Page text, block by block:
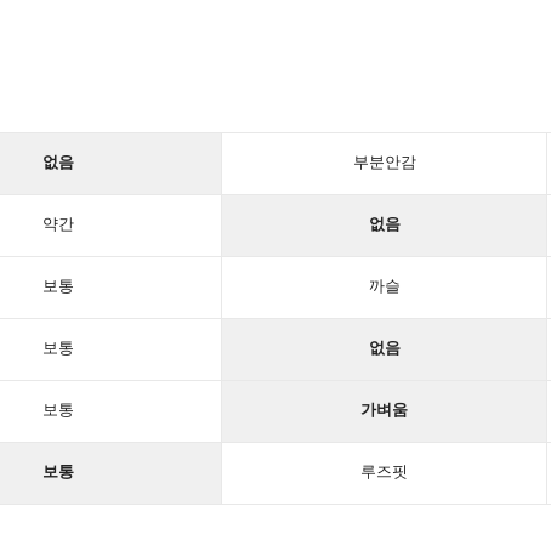
없음 부분안감
약간 없음
보통 까슬
보통 없음
보통 가벼움
보통 루즈핏